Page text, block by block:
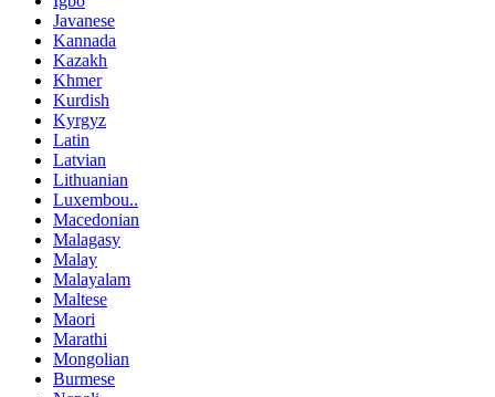
Javanese
Kannada
Kazakh
Khmer
Kurdish
Kyrgyz
Latin
Latvian
Lithuanian
Luxembou..
Macedonian
Malagasy
Malay
Malayalam
Maltese
Maori
Marathi
Mongolian
Burmese